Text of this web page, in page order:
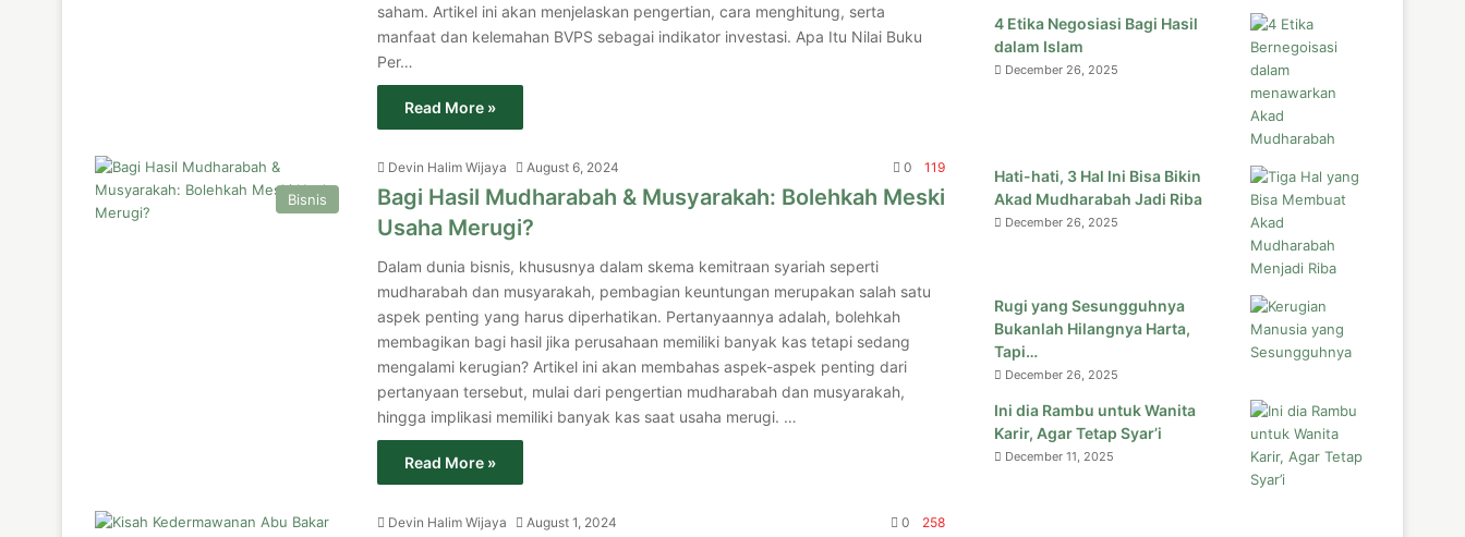
saham. Artikel ini akan menjelaskan pengertian, cara menghitung, serta
manfaat dan kelemahan BVPS sebagai indikator investasi. Apa Itu Nilai Buku
Per…
Read More »
Bisnis
Devin Halim Wijaya August 6, 2024 0 119
Bagi Hasil Mudharabah & Musyarakah: Bolehkah Meski
Usaha Merugi?
Dalam dunia bisnis, khususnya dalam skema kemitraan syariah seperti
mudharabah dan musyarakah, pembagian keuntungan merupakan salah satu
aspek penting yang harus diperhatikan. Pertanyaannya adalah, bolehkah
membagikan bagi hasil jika perusahaan memiliki banyak kas tetapi sedang
mengalami kerugian? Artikel ini akan membahas aspek-aspek penting dari
pertanyaan tersebut, mulai dari pengertian mudharabah dan musyarakah,
hingga implikasi memiliki banyak kas saat usaha merugi. …
Read More »
Devin Halim Wijaya August 1, 2024 0 258
4 Etika Negosiasi Bagi Hasil
dalam Islam
December 26, 2025
Hati-hati, 3 Hal Ini Bisa Bikin
Akad Mudharabah Jadi Riba
December 26, 2025
Rugi yang Sesungguhnya
Bukanlah Hilangnya Harta,
Tapi…
December 26, 2025
Ini dia Rambu untuk Wanita
Karir, Agar Tetap Syar’i
December 11, 2025